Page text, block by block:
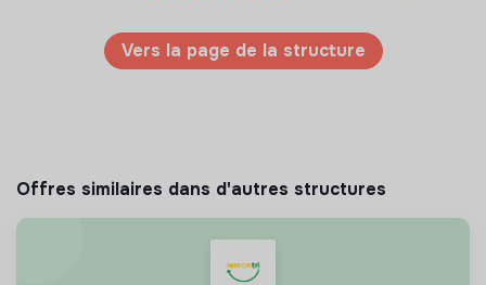
Vers la page de la structure
Offres similaires dans d'autres structures